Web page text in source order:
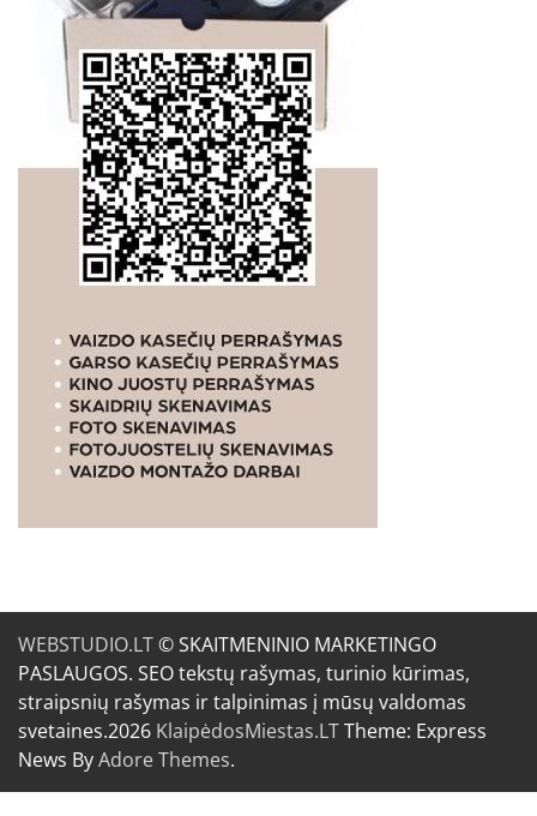
WEBSTUDIO.LT© SKAITMENINIO MARKETINGO
PASLAUGOS. SEO tekstų rašymas, turinio kūrimas,
straipsnių rašymas ir talpinimas į mūsų valdomas
svetaines.2026 KlaipėdosMiestas.LTTheme: Express
News ByAdore Themes.